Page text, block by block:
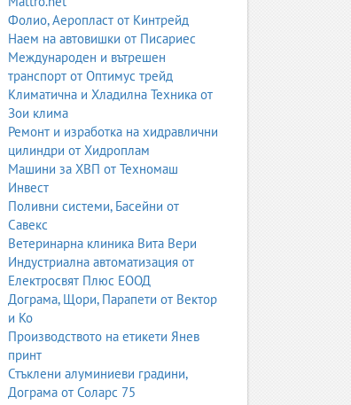
ароматизатори, мултимедия,
аксесоари. Категорията е
тракери, CAN системи,
поддръжка. Сигурността е
Фирмите обслужват леки
и здравето на водача и
марки и ценови класове – от
предоставят пълна информация
Фолио, Аеропласт от Кинтрейд
Наем на автовишки от Писариес
Международен и вътрешен
транспорт от Оптимус трейд
Климатична и Хладилна Техника от
Зои клима
Ремонт и изработка на хидравлични
цилиндри от Хидроплам
Машини за ХВП от Техномаш
Инвест
Поливни системи, Басейни от
Савекс
Ветеринарна клиника Вита Вери
Индустриална автоматизация от
Електросвят Плюс ЕООД
Дограма, Щори, Парапети от Вектор
и Ко
Производството на етикети Янев
принт
Стъклени алуминиеви градини,
Дограма от Соларс 75